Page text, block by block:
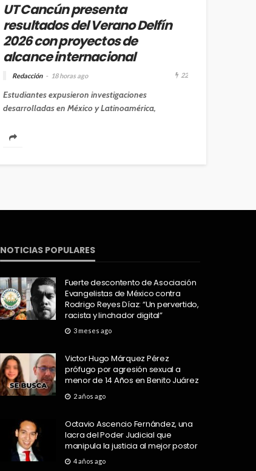
UT Cancún presenta
resultados del Verano Delfín
2026 con proyectos de
alcance internacional
Redacción 18 horas ago 22
Estudiantes expusieron investigaciones
desarrolladas en México y Latinoamérica,
la movilidad académica y la colaboración
NOTICIAS POPULARES
Fuerte descontento de Asociación
Evangelistas de México contra
Rodrigo Reyes Díaz: “Un pervertido,
racista y linchador digital”
3 meses ago
Victor Hugo Márquez Pérez
prófugo por agresión sexual a
menor de 14 Años en Benito Juárez
2 años ago
Octavio Ascencio Fernández, una
lacra del Poder Judicial que
manipula la justicia al mejor postor
4 años ago